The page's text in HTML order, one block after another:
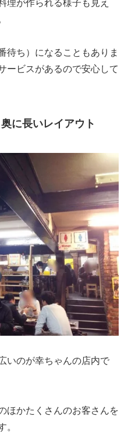
理が作られる様子も見え
待ち）になることもありま
ービスがあるので安心して
に長いレイアウト
いのが幸ちゃんの店内で
ほかたくさんのお客さんを
。